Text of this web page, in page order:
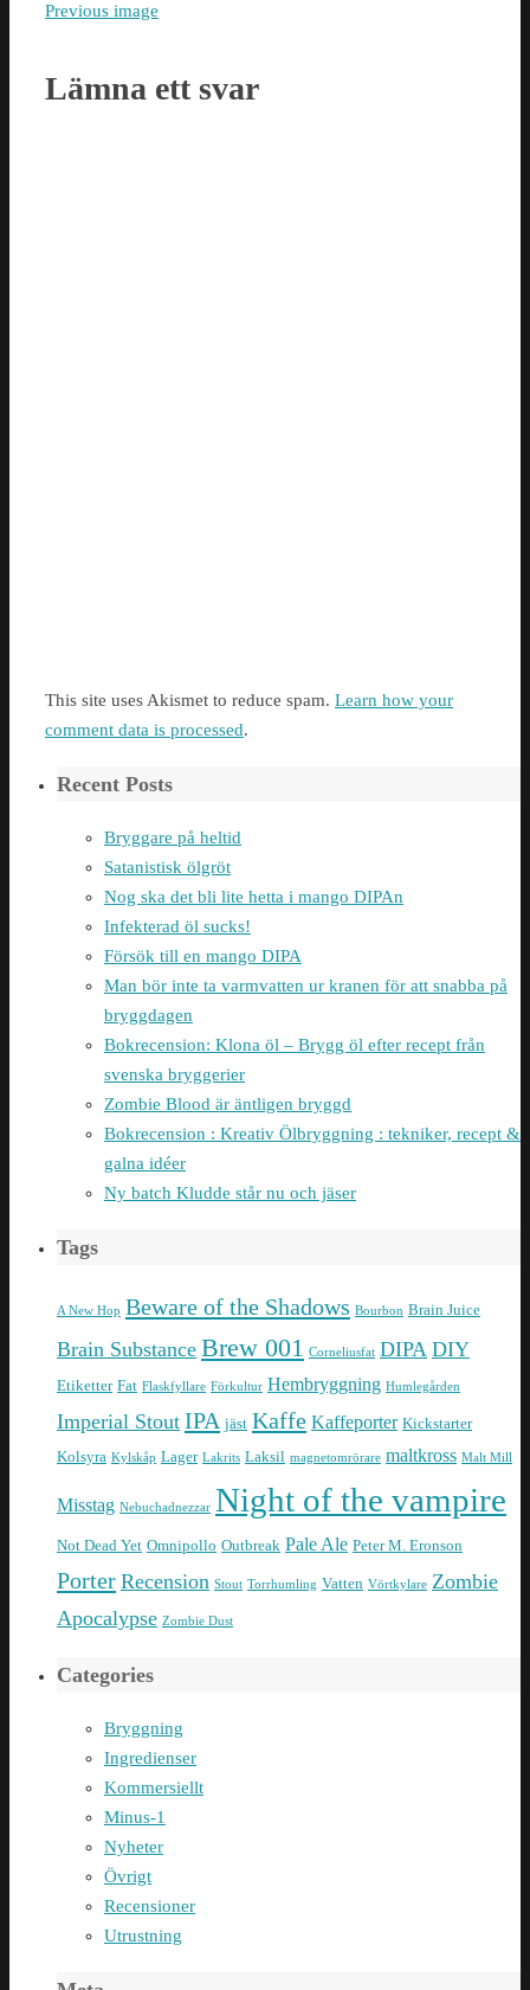
Previous image
Lämna ett svar
This site uses Akismet to reduce spam. Learn how your
comment data is processed.
Recent Posts
Bryggare på heltid
Satanistisk ölgröt
Nog ska det bli lite hetta i mango DIPAn
Infekterad öl sucks!
Försök till en mango DIPA
Man bör inte ta varmvatten ur kranen för att snabba på
bryggdagen
Bokrecension: Klona öl – Brygg öl efter recept från
svenska bryggerier
Zombie Blood är äntligen bryggd
Bokrecension : Kreativ Ölbryggning : tekniker, recept &
galna idéer
Ny batch Kludde står nu och jäser
Tags
A New Hop Beware of the Shadows Bourbon Brain Juice
Brain Substance Brew 001 Corneliusfat DIPA DIY
Etiketter Fat Flaskfyllare Förkultur Hembryggning Humlegården
Imperial Stout IPA jäst Kaffe Kaffeporter Kickstarter
Kolsyra Kylskåp Lager Lakrits Laksil magnetomrörare maltkross Malt Mill
Misstag Nebuchadnezzar Night of the vampire
Not Dead Yet Omnipollo Outbreak Pale Ale Peter M. Eronson
Porter Recension Stout Torrhumling Vatten Vörtkylare Zombie
Apocalypse Zombie Dust
Categories
Bryggning
Ingredienser
Kommersiellt
Minus-1
Nyheter
Övrigt
Recensioner
Utrustning